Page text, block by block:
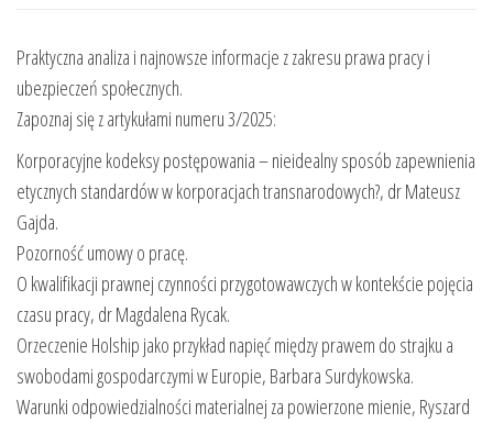
Praktyczna analiza i najnowsze informacje z zakresu prawa pracy i
ubezpieczeń społecznych.
Zapoznaj się z artykułami numeru 3/2025:
Korporacyjne kodeksy postępowania – nieidealny sposób zapewnienia
etycznych standardów w korporacjach transnarodowych?, dr Mateusz
Gajda.
Pozorność umowy o pracę.
O kwalifikacji prawnej czynności przygotowawczych w kontekście pojęcia
czasu pracy, dr Magdalena Rycak.
Orzeczenie Holship jako przykład napięć między prawem do strajku a
swobodami gospodarczymi w Europie, Barbara Surdykowska.
Warunki odpowiedzialności materialnej za powierzone mienie, Ryszard